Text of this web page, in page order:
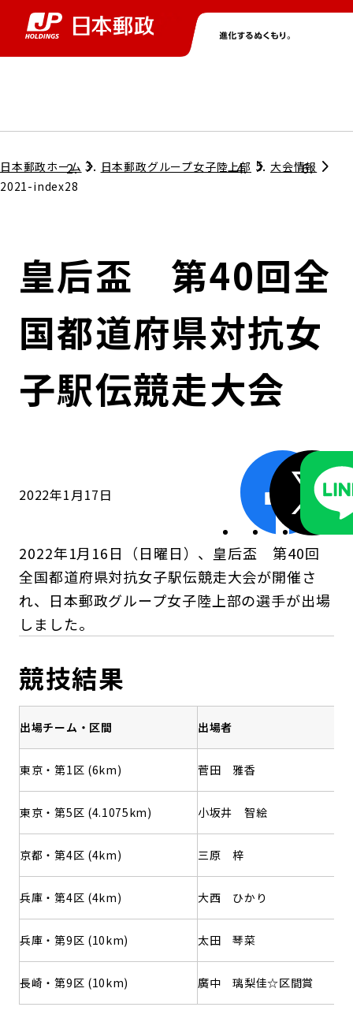
グループ情報トップ
コンプライアンス
ガバナンス
ローカル共創イニシアティブ
株主・投資家情報トップ
個人投資家のみなさまへ
株式情報
IRニュース
ニューストップ
サステナビリティトップ
担当役員メッセージ
サステナビリティマネジメント
ESGデータ集
採用情報トップ
日本郵政ホーム 日本郵政グループ女子陸上部
大会情報
2021-index28
皇后盃 第40回全
国都道府県対抗女
子駅伝競走大会
2022年1月17日
2022年1月16日（日曜日）、皇后盃 第40回
全国都道府県対抗女子駅伝競走大会が開催さ
れ、日本郵政グループ女子陸上部の選手が出場
しました。
競技結果
出場チーム・区間 出場者
東京・第1区 (6km) 菅田 雅香
東京・第5区 (4.1075km) 小坂井 智絵
京都・第4区 (4km) 三原 梓
兵庫・第4区 (4km) 大西 ひかり
兵庫・第9区 (10km) 太田 琴菜
長崎・第9区 (10km) 廣中 璃梨佳☆区間賞